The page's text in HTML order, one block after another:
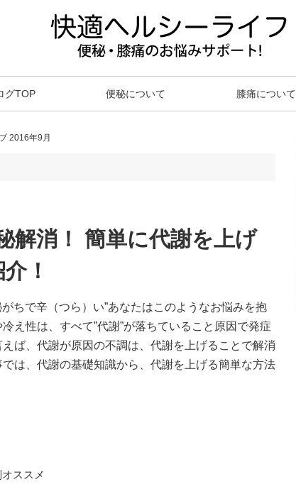
グTOP 便秘について 膝痛について
2016年9月
解消！ 簡単に代謝を上げ
！
ちで辛（つら）い”あなたはこのようなお悩みを抱
え性は、すべて”代謝”が落ちていること原因で発症
ば、代謝が原因の不調は、代謝を上げることで解消
は、代謝の基礎知識から、代謝を上げる簡単な方法
ススメ